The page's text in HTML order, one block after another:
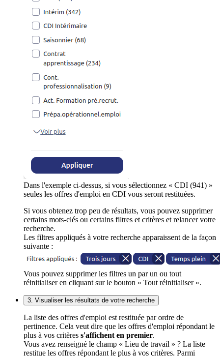
Dans l'exemple ci-dessus, si vous sélectionnez « CDI (941) »
seules les offres d'emploi en CDI vous seront restituées.
Si vous obtenez trop peu de résultats, vous pouvez supprimer
certains mots-clés ou certains filtres et critères et relancer votre
recherche.
Les filtres appliqués à votre recherche apparaissent de la façon
suivante :
Vous pouvez supprimer les filtres un par un ou tout
réinitialiser en cliquant sur le bouton « Tout réinitialiser ».
3. Visualiser les résultats de votre recherche
La liste des offres d'emploi est restituée par ordre de
pertinence. Cela veut dire que les offres d'emploi répondant le
plus à vos critères s'affichent en premier.
Vous avez renseigné le champ « Lieu de travail » ? La liste
restitue les offres répondant le plus à vos critères. Parmi